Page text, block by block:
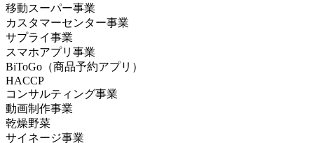
移動スーパー事業
カスタマーセンター事業
サプライ事業
スマホアプリ事業
BiToGo（商品予約アプリ）
HACCP
コンサルティング事業
動画制作事業
乾燥野菜
サイネージ事業